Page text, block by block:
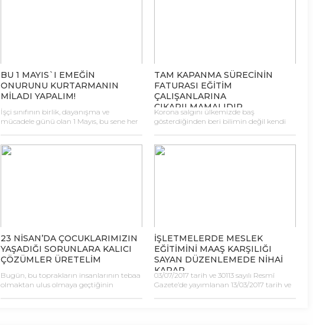
belirttiği gibi […]
BU 1 MAYIS`I EMEĞİN
ONURUNU KURTARMANIN
MİLADI YAPALIM!
İşçi sınıfının birlik, dayanışma ve
mücadele günü olan 1 Mayıs, bu sene her
Kapitalizmin yüzyıllar boyu sürdürdüğü
TAM KAPANMA SÜRECİNİN
FATURASI EĞİTİM
ÇALIŞANLARINA
ÇIKARILMAMALIDIR
Korona salgını ülkemizde baş
gösterdiğinden beri bilimin değil kendi
adı altında ülkeyi maddi ve manevi başka
23 NİSAN’DA ÇOCUKLARIMIZIN
YAŞADIĞI SORUNLARA KALICI
ÇÖZÜMLER ÜRETELİM
Bugün, bu toprakların insanlarının tebaa
olmaktan ulus olmaya geçtiğinin
İŞLETMELERDE MESLEK
EĞİTİMİNİ MAAŞ KARŞILIĞI
SAYAN DÜZENLEMEDE NİHAİ
KARAR
03/07/2017 tarih ve 30113 sayılı Resmî
Gazete’de yayımlanan 13/03/2017 tarih ve